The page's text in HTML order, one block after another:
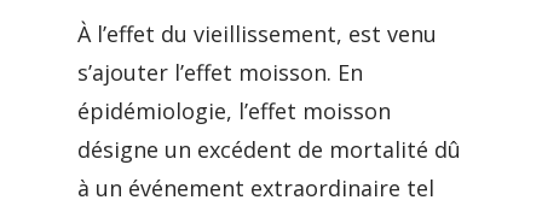
À l’effet du vieillissement, est venu
s’ajouter l’effet moisson. En
épidémiologie, l’effet moisson
désigne un excédent de mortalité dû
à un événement extraordinaire tel